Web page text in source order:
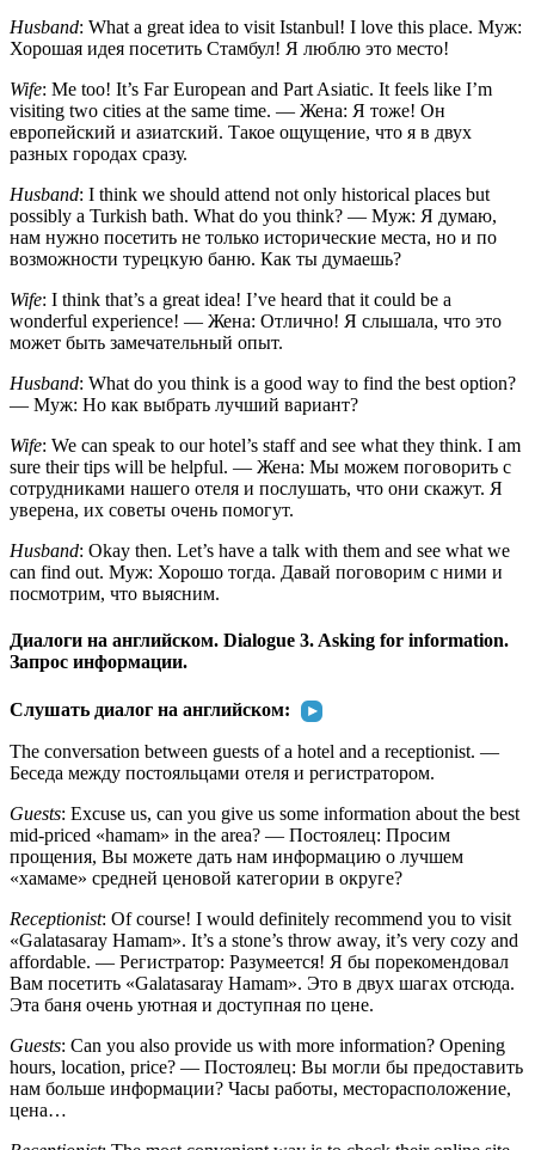
Husband: What a great idea to visit Istanbul! I love this place. Муж:
Хорошая идея посетить Стамбул! Я люблю это место!
Wife: Me too! It’s Far European and Part Asiatic. It feels like I’m
visiting two cities at the same time. — Жена: Я тоже! Он
европейский и азиатский. Такое ощущение, что я в двух
разных городах сразу.
Husband: I think we should attend not only historical places but
possibly a Turkish bath. What do you think? — Муж: Я думаю,
нам нужно посетить не только исторические места, но и по
возможности турецкую баню. Как ты думаешь?
Wife: I think that’s a great idea! I’ve heard that it could be a
wonderful experience! — Жена: Отлично! Я слышала, что это
может быть замечательный опыт.
Husband: What do you think is a good way to find the best option?
— Муж: Но как выбрать лучший вариант?
Wife: We can speak to our hotel’s staff and see what they think. I am
sure their tips will be helpful. — Жена: Мы можем поговорить с
сотрудниками нашего отеля и послушать, что они скажут. Я
уверена, их советы очень помогут.
Husband: Okay then. Let’s have a talk with them and see what we
can find out. Муж: Хорошо тогда. Давай поговорим с ними и
посмотрим, что выясним.
Диалоги на английском. Dialogue 3. Asking for information.
Запрос информации.
Слушать диалог на английском:
The conversation between guests of a hotel and a receptionist. —
Беседа между постояльцами отеля и регистратором.
Guests: Excuse us, can you give us some information about the best
mid-priced «hamam» in the area? — Постоялец: Просим
прощения, Вы можете дать нам информацию о лучшем
«хамаме» средней ценовой категории в округе?
Receptionist: Of course! I would definitely recommend you to visit
«Galatasaray Hamam». It’s a stone’s throw away, it’s very cozy and
affordable. — Регистратор: Разумеется! Я бы порекомендовал
Вам посетить «Galatasaray Hamam». Это в двух шагах отсюда.
Эта баня очень уютная и доступная по цене.
Guests: Can you also provide us with more information? Opening
hours, location, price? — Постоялец: Вы могли бы предоставить
нам больше информации? Часы работы, месторасположение,
цена…